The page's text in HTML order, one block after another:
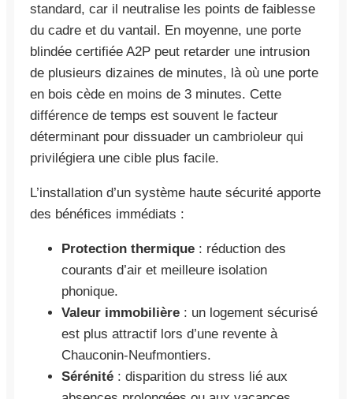
standard, car il neutralise les points de faiblesse
du cadre et du vantail. En moyenne, une porte
blindée certifiée A2P peut retarder une intrusion
de plusieurs dizaines de minutes, là où une porte
en bois cède en moins de 3 minutes. Cette
différence de temps est souvent le facteur
déterminant pour dissuader un cambrioleur qui
privilégiera une cible plus facile.
L’installation d’un système haute sécurité apporte
des bénéfices immédiats :
Protection thermique : réduction des
courants d’air et meilleure isolation
phonique.
Valeur immobilière : un logement sécurisé
est plus attractif lors d’une revente à
Chauconin-Neufmontiers.
Sérénité : disparition du stress lié aux